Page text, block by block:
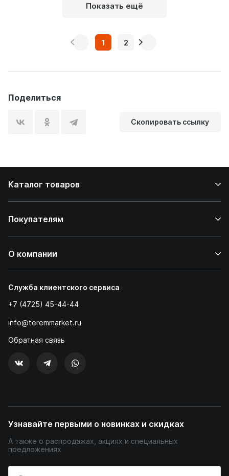
Показать ещё
1 2
Поделиться
Скопировать ссылку
Каталог товаров
Покупателям
О компании
Служба клиентского сервиса
+7 (4725) 45-44-44
info@teremmarket.ru
Обратная связь
Узнавайте первыми о новинках и скидках
А также о распродажах, акциях и специальных
предложениях